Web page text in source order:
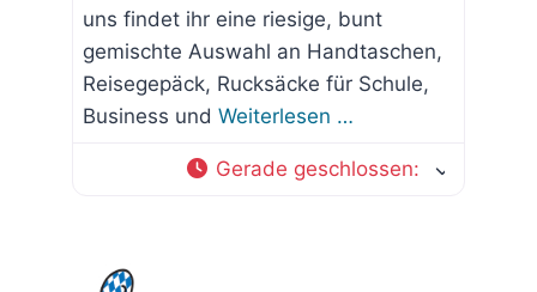
uns findet ihr eine riesige, bunt
gemischte Auswahl an Handtaschen,
Reisegepäck, Rucksäcke für Schule,
Business und Weiterlesen …
Gerade geschlossen: